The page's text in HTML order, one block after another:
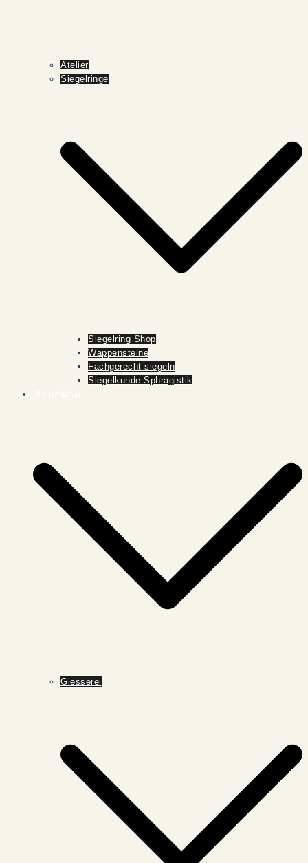
Atelier
Siegelringe
Siegelring Shop
Wappensteine
Fachgerecht siegeln
Siegelkunde Sphragistik
Giesserei